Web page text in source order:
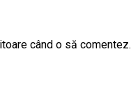
când o să comentez.